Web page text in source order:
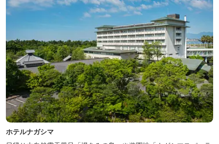
ホテルナガシマ